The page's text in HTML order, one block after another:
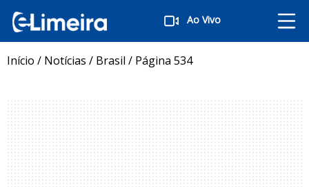
Ao Vivo
Início / Notícias / Brasil / Página 534